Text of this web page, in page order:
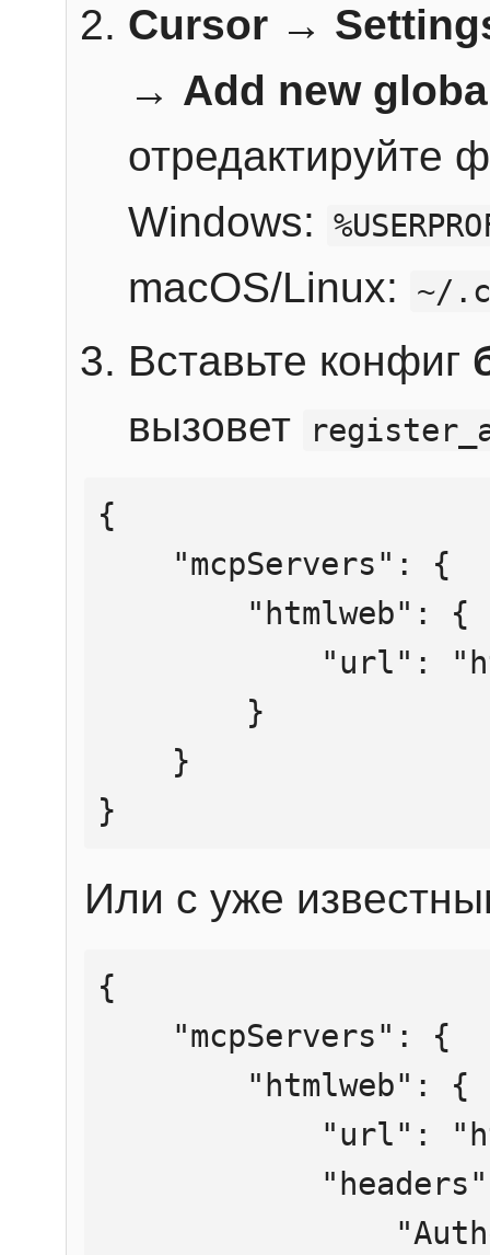
Cursor →
→ Add new
отредактируйте
Windows:
macOS/Linux: ~/
Вставьте конфиг
вызовет
{
}
Или с уже
{